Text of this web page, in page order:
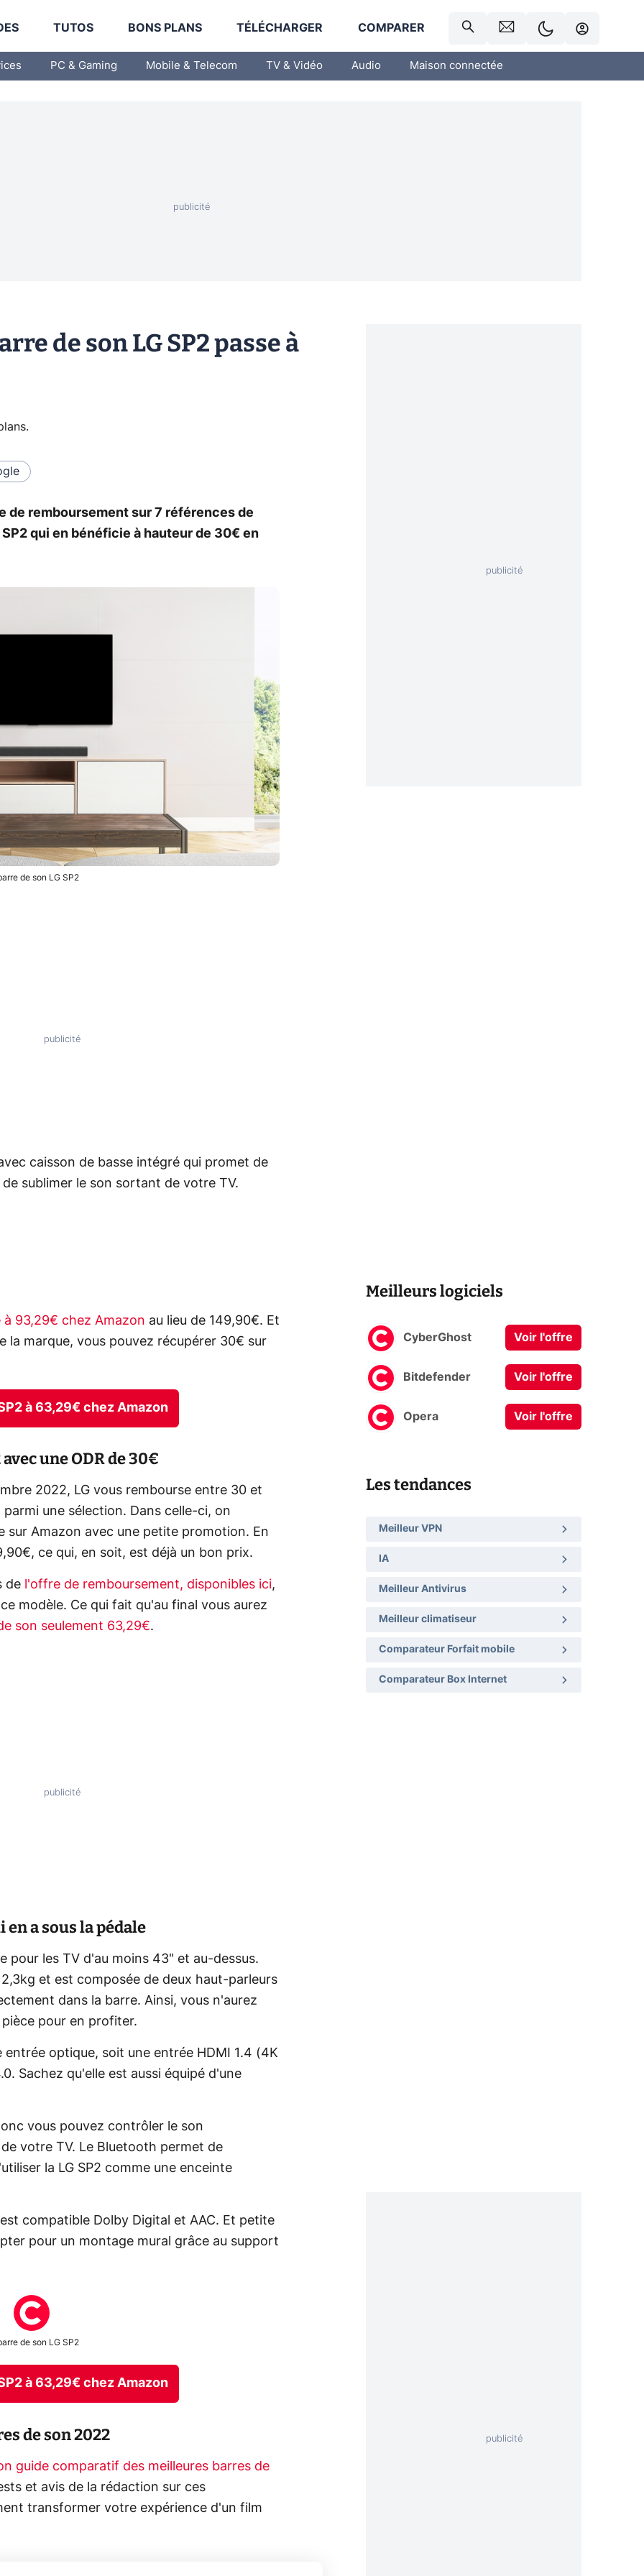
TUTOS BONS PLANS TÉLÉCHARGER COMPARER
PC & Gaming Mobile & Telecom TV & Vidéo Audio Maison connectée
de son LG SP2 passe à
.
de remboursement sur 7 références de
qui en bénéficie à hauteur de 30€ en
de son LG SP2
caisson de basse intégré qui promet de
sublimer le son sortant de votre TV.
à 93,29€ chez Amazon au lieu de 149,90€. Et
la marque, vous pouvez récupérer 30€ sur
à 63,29€ chez Amazon
une ODR de 30€
2022, LG vous rembourse entre 30 et
une sélection. Dans celle-ci, on
sur Amazon avec une petite promotion. En
ce qui, en soit, est déjà un bon prix.
de l'offre de remboursement, disponibles ici,
modèle. Ce qui fait qu'au final vous aurez
son seulement 63,29€.
en a sous la pédale
pour les TV d'au moins 43" et au-dessus.
et est composée de deux haut-parleurs
dans la barre. Ainsi, vous n'aurez
pour en profiter.
entrée optique, soit une entrée HDMI 1.4 (4K
Sachez qu'elle est aussi équipé d'une
vous pouvez contrôler le son
votre TV. Le Bluetooth permet de
la LG SP2 comme une enceinte
compatible Dolby Digital et AAC. Et petite
pour un montage mural grâce au support
de son LG SP2
à 63,29€ chez Amazon
de son 2022
guide comparatif des meilleures barres de
et avis de la rédaction sur ces
transformer votre expérience d'un film
Meilleurs logiciels
CyberGhost Voir l'offre
Bitdefender Voir l'offre
Opera Voir l'offre
Les tendances
Meilleur VPN
IA
Meilleur Antivirus
Meilleur climatiseur
Comparateur Forfait mobile
Comparateur Box Internet